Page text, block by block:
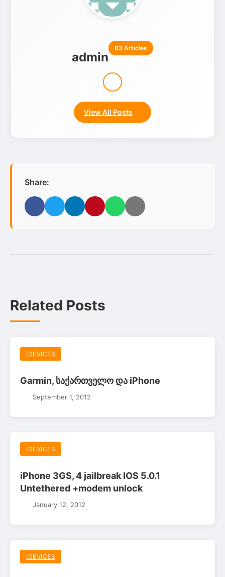
admin
83 Articles
View All Posts
Share:
Facebook
Twitter LinkedInPinterestWhatsApp
Email
Related Posts
IDEVICES
Garmin, საქართველო და iPhone
September 1, 2012
IDEVICES
iPhone 3GS, 4 jailbreak IOS 5.0.1
Untethered +modem unlock
January 12, 2012
IDEVICES